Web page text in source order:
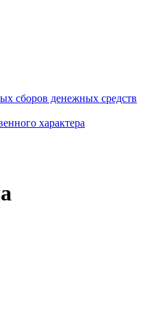
сборов денежных средств
характера